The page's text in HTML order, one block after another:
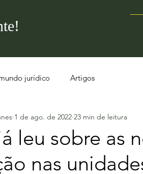
jurídico Artigos
leu sobre as
nas
1 de ago. de 2022 23 min de leitura